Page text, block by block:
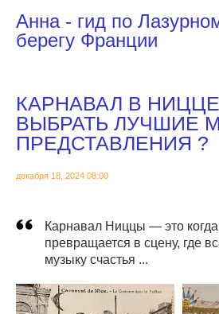
Анна - гид по
берегу Франции
КАРНАВАЛ В
ВЫБРАТЬ ЛУЧШИЕ
ПРЕДСТАВЛЕНИЯ ?
декабря 18, 2024 08:00
Карнавал Ниццы — это
превращается в сцену, где
музыку счастья ...